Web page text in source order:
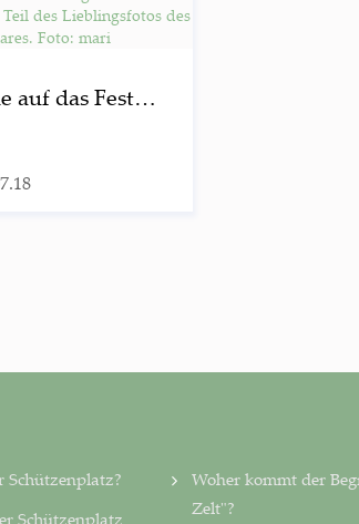
auf das Fest…
Schützenplatz?
Schützenplatz
Woher kommt der
Zelt"?